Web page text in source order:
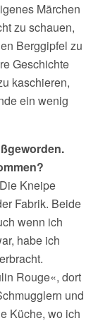
Märchen
zu schauen,
Berggipfel zu
Geschichte
kaschieren,
ein wenig
Kneipe
Fabrik. Beide
wenn ich
habe ich
Rouge«, dort
und
Küche, wo ich